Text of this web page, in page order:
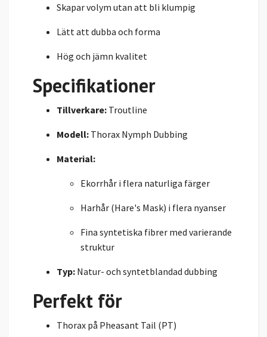
Skapar volym utan att bli klumpig
Lätt att dubba och forma
Hög och jämn kvalitet
Specifikationer
Tillverkare: Troutline
Modell: Thorax Nymph Dubbing
Material:
Ekorrhår i flera naturliga färger
Harhår (Hare's Mask) i flera nyanser
Fina syntetiska fibrer med varierande
struktur
Typ: Natur- och syntetblandad dubbing
Perfekt för
Thorax på Pheasant Tail (PT)